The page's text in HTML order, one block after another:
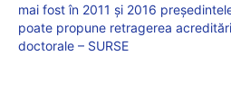
mai fost în 2011 și 2016
poate propune retragerea
doctorale – SURSE